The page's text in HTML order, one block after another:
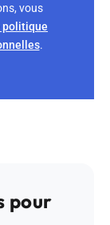
vous
politique
.
pour